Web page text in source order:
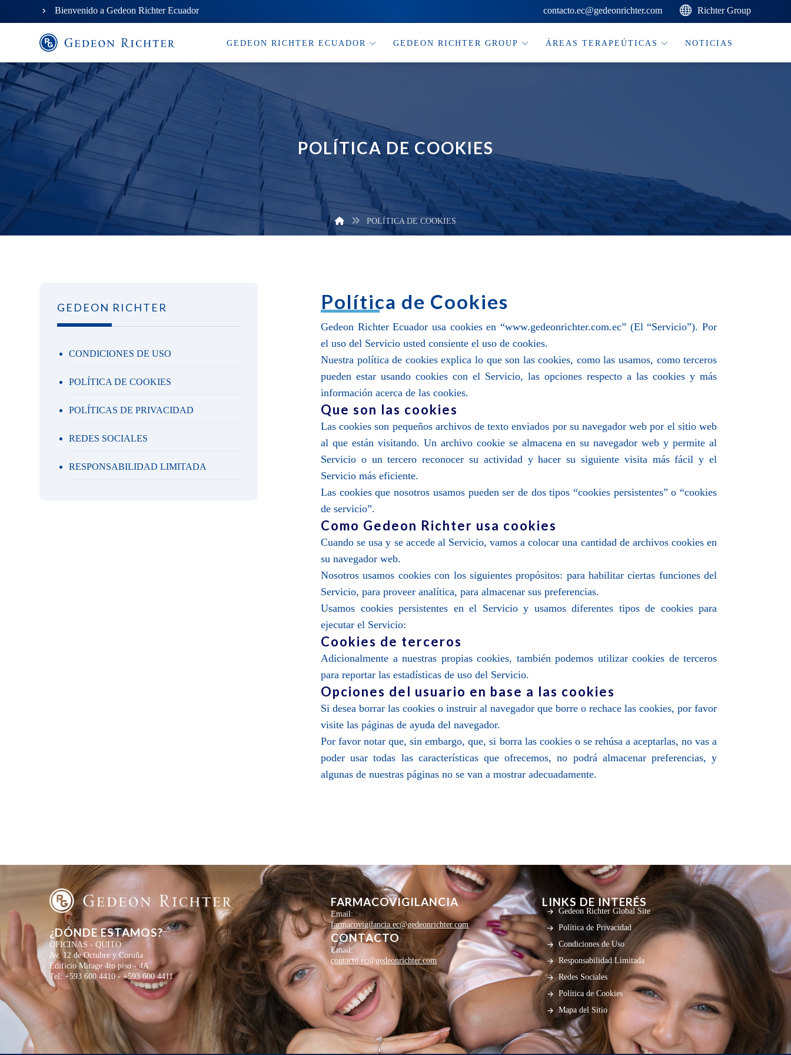
Bienvenido a Gedeon Richter Ecuador Richter Group
contacto.ec@gedeonrichter.com
GEDEON RICHTER ECUADOR GEDEON RICHTER GROUP ÁREAS TERAPEÚTICAS NOTICIAS
POLÍTICA DE COOKIES
POLÍTICA DE COOKIES
Política de Cookies
Gedeon Richter Ecuador usa cookies en “www.gedeonrichter.com.ec” (El “Servicio”). Por
el uso del Servicio usted consiente el uso de cookies.
Nuestra política de cookies explica lo que son las cookies, como las usamos, como terceros
pueden estar usando cookies con el Servicio, las opciones respecto a las cookies y más
información acerca de las cookies.
Que son las cookies
Las cookies son pequeños archivos de texto enviados por su navegador web por el sitio web
al que están visitando. Un archivo cookie se almacena en su navegador web y permite al
Servicio o un tercero reconocer su actividad y hacer su siguiente visita más fácil y el
Servicio más eficiente.
Las cookies que nosotros usamos pueden ser de dos tipos “cookies persistentes” o “cookies
de servicio”.
Como Gedeon Richter usa cookies
Cuando se usa y se accede al Servicio, vamos a colocar una cantidad de archivos cookies en
su navegador web.
Nosotros usamos cookies con los siguientes propósitos: para habilitar ciertas funciones del
Servicio, para proveer analítica, para almacenar sus preferencias.
Usamos cookies persistentes en el Servicio y usamos diferentes tipos de cookies para
ejecutar el Servicio:
Cookies de terceros
Adicionalmente a nuestras propias cookies, también podemos utilizar cookies de terceros
para reportar las estadísticas de uso del Servicio.
Opciones del usuario en base a las cookies
Si desea borrar las cookies o instruir al navegador que borre o rechace las cookies, por favor
visite las páginas de ayuda del navegador.
Por favor notar que, sin embargo, que, si borra las cookies o se rehúsa a aceptarlas, no vas a
poder usar todas las características que ofrecemos, no podrá almacenar preferencias, y
algunas de nuestras páginas no se van a mostrar adecuadamente.
GEDEON RICHTER
CONDICIONES DE USO
POLÍTICA DE COOKIES
POLÍTICAS DE PRIVACIDAD
REDES SOCIALES
RESPONSABILIDAD LIMITADA
¿DÓNDE ESTAMOS?
OFICINAS - QUITO
Av. 12 de Octubre y Coruña
Edificio Mirage 4to piso - 4A
Tel: +593 600 4410 - +593 600 4411
FARMACOVIGILANCIA
Email:
farmacovigilancia.ec@gedeonrichter.com
CONTACTO
Email:
contacto.ec@gedeonrichter.com
LINKS DE INTERÉS
Gedeon Richter Global Site
Política de Privacidad
Condiciones de Uso
Responsabilidad Limitada
Redes Sociales
Política de Cookies
Mapa del Sitio